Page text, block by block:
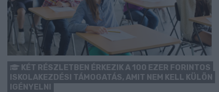
KÉT RÉSZLETBEN ÉRKEZIK A 100 EZER FORINTOS
ISKOLAKEZDÉSI TÁMOGATÁS, AMIT NEM KELL KÜLÖN
IGÉNYELNI